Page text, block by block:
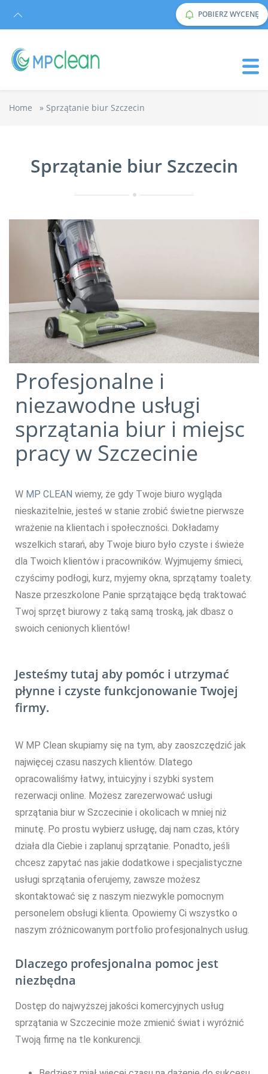
POBIERZ WYCENĘ
Home » Sprzątanie biur Szczecin
Sprzątanie biur Szczecin
Profesjonalne i
niezawodne usługi
sprzątania biur i miejsc
pracy w Szczecinie
W MP CLEAN wiemy, że gdy Twoje biuro wygląda
nieskazitelnie, jesteś w stanie zrobić świetne pierwsze
wrażenie na klientach i społeczności. Dokładamy
wszelkich starań, aby Twoje biuro było czyste i świeże
dla Twoich klientów i pracowników. Wyjmujemy śmieci,
czyścimy podłogi, kurz, myjemy okna, sprzątamy toalety.
Nasze przeszkolone Panie sprzątające będą traktować
Twoj sprzęt biurowy z taką samą troską, jak dbasz o
swoich cenionych klientów!
Jesteśmy tutaj aby pomóc i utrzymać
płynne i czyste funkcjonowanie Twojej
firmy.
W MP Clean skupiamy się na tym, aby zaoszczędzić jak
najwięcej czasu naszych klientów. Dlatego
opracowaliśmy łatwy, intuicyjny i szybki system
rezerwacji online. Możesz zarezerwować usługi
sprzątania biur w Szczecinie i okolicach w mniej niż
minutę. Po prostu wybierz usługę, daj nam czas, który
działa dla Ciebie i zaplanuj sprzątanie. Ponadto, jeśli
chcesz zapytać nas jakie dodatkowe i specjalistyczne
usługi sprzątania oferujemy, zawsze możesz
skontaktować się z naszym niezwykle pomocnym
personelem obsługi klienta. Opowiemy Ci wszystko o
naszym zróżnicowanym portfolio profesjonalnych usług.
Dlaczego profesjonalna pomoc jest
niezbędna
Dostęp do najwyższej jakości komercyjnych usług
sprzątania w Szczecinie może zmienić świat i wyróżnić
Twoją firmę na tle konkurencji.